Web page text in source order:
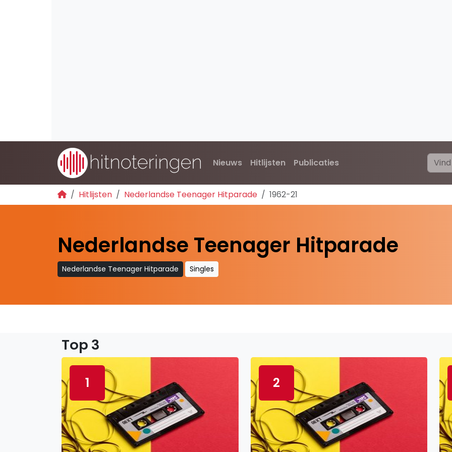
Nieuws Hitlijsten Publicaties
Hitlijsten Nederlandse Teenager Hitparade 1962-21
Nederlandse Teenager Hitparade
Nederlandse Teenager Hitparade Singles
Top 3
1 2